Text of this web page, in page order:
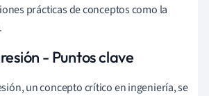
prácticas de conceptos como la
- Puntos clave
un concepto crítico en ingeniería, se